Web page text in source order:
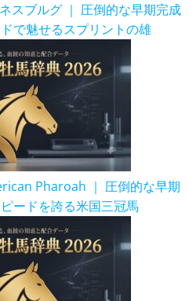
スブルグ ｜ 圧倒的な早期完成
で魅せるスプリントの雄
Pharoah ｜ 圧倒的な早期
ードを誇る米国三冠馬